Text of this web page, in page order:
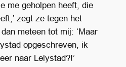
me geholpen heeft, die
zegt ze tegen het
meteen tot mij: ‘Maar
opgeschreven, ik
naar Lelystad?!’